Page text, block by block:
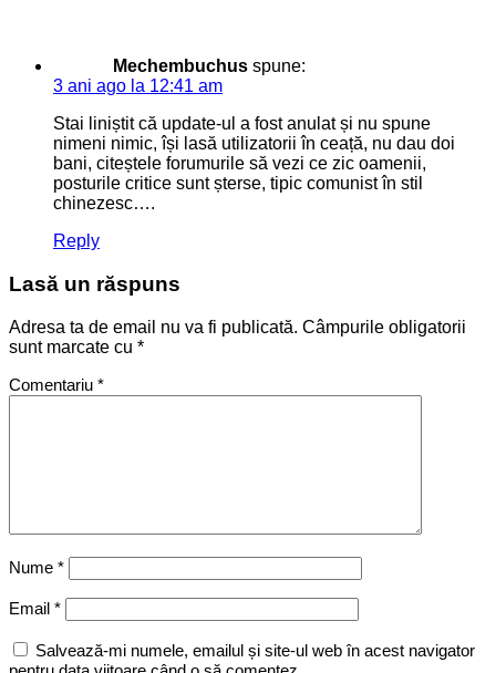
Mechembuchus spune:
3 ani ago la 12:41 am
Stai liniștit că update-ul a fost anulat și nu spune
nimeni nimic, își lasă utilizatorii în ceață, nu dau doi
bani, citeștele forumurile să vezi ce zic oamenii,
posturile critice sunt șterse, tipic comunist în stil
chinezesc….
Reply
Lasă un răspuns
Adresa ta de email nu va fi publicată. Câmpurile obligatorii
sunt marcate cu *
Comentariu *
Nume *
Email *
Salvează-mi numele, emailul și site-ul web în acest navigator